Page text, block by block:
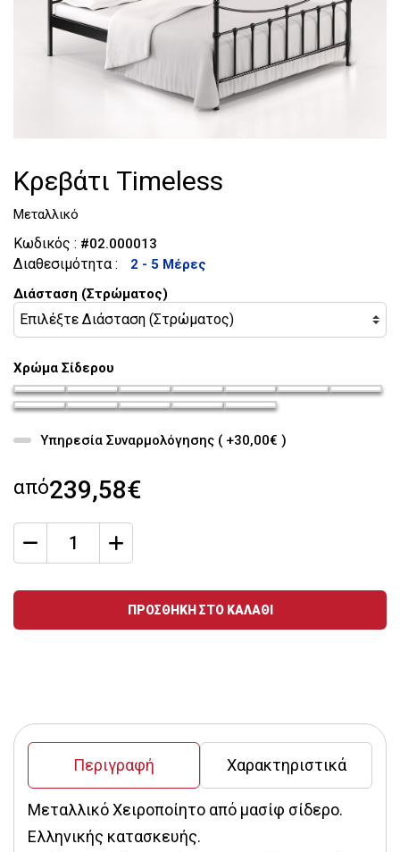
Τουαλέτες
Κρεβάτι Timeless
Μεταλλικό
Κωδικός : #02.000013
Διαθεσιμότητα :
2 - 5 Μέρες
Διάσταση (Στρώματος)
Χρώμα Σίδερου
chroma-siderou_35
chroma-siderou_36
chroma-siderou_37
chroma-siderou_38
chroma-siderou_39
chroma-chroma-
chroma-siderou_42
chroma-siderou_43
chroma-siderou_44
chroma-siderou_45
chroma-siderou_46
Υπηρεσία Συναρμολόγησης ( +30,00€ )
από239,58€
qty
ΠΡΟΣΘΗΚΗ ΣΤΟ ΚΑΛΑΘΙ
Περιγραφή Χαρακτηριστικά
Μεταλλικό Χειροποίητο από μασίφ σίδερο.
Ελληνικής κατασκευής.